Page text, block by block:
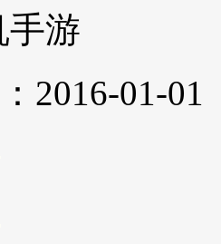
手游
2016-01-01